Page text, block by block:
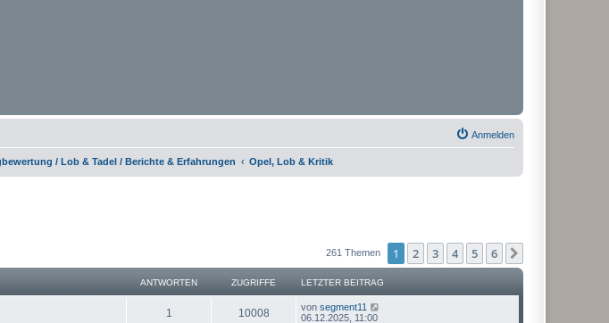
Anmelden
/ Lob & Tadel / Berichte & Erfahrungen Opel, Lob & Kritik
261 Themen 1 2 3 4 5 6
ANTWORTEN ZUGRIFFE LETZTER BEITRAG
1 10008 von segment11
06.12.2025, 11:00